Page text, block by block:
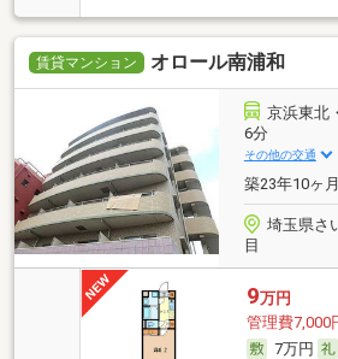
賃貸マンション オロール南浦和
京浜東北
6分
その他の交通
築23年10ヶ
埼玉県さ
目
9万円
管理費7,000
7万円